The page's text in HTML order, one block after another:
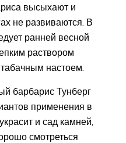
высыхают и
не развиваются. В
ранней весной
раствором
настоем.
барбарис Тунберг
применения в
и сад камней,
смотреться